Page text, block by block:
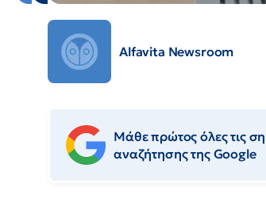
Alfavita Newsroom
Μάθε πρώτος όλες τις
αναζήτησης της Google